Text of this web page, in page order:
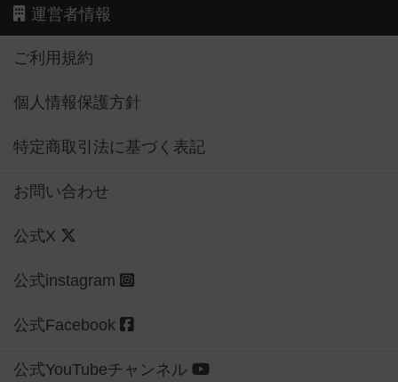
運営者情報
ご利用規約
個人情報保護方針
特定商取引法に基づく表記
お問い合わせ
公式X
公式instagram
公式Facebook
公式YouTubeチャンネル